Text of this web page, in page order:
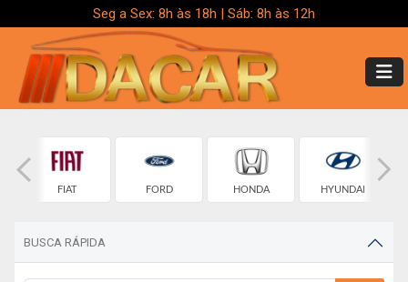
Seg a Sex: 8h às 18h | Sáb: 8h às 12h
FIAT FORD HONDA HYUNDAI
BUSCA RÁPIDA